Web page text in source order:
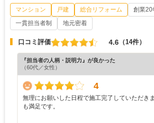
マンション 戸建 総合リフォーム
創業20
一貫担当者制
地元密着
口コミ評価 4.6 （14件）
『担当者の人柄・説明力』が良かった
（60代／女性）
4
無理にお願いした日程で施工完了していただき
も満足です。